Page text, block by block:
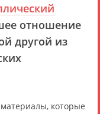
отношение
другой из
которые